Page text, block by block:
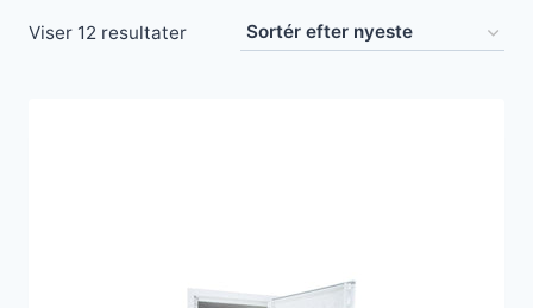
Viser 12 resultaterSorteret